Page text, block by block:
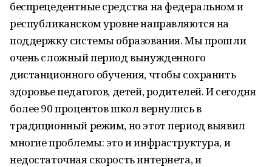
беспрецедентные средства на федеральном и
республиканском уровне направляются на
поддержку системы образования. Мы прошли
очень сложный период вынужденного
дистанционного обучения, чтобы сохранить
здоровье педагогов, детей, родителей. И сегодня
более 90 процентов школ вернулись в
традиционный режим, но этот период выявил
многие проблемы: это и инфраструктура, и
недостаточная скорость интернета, и